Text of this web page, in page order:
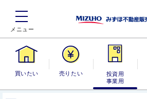
買いたい 売りたい
投資用・事業
用